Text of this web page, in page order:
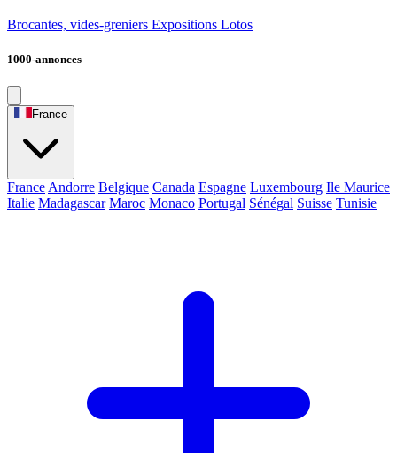
Brocantes, vides-greniers Expositions Lotos
1000-annonces
France
France Andorre Belgique Canada Espagne Luxembourg Ile Maurice
Italie Madagascar Maroc Monaco Portugal Sénégal Suisse Tunisie